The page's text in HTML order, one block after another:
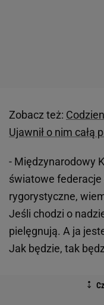
Zobacz też:
Ujawnił o nim całą
- Międzynarodowy
światowe
rygorystyczne,
Jeśli chodzi o
pielęgnują. A ja
Jak będzie, tak